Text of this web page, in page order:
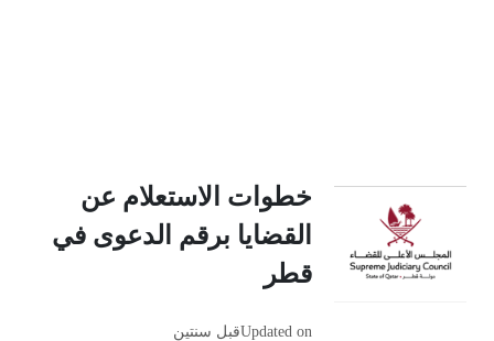
خطوات الاستعلام عن
القضايا برقم الدعوى في
قطر
Updated onقبل سنتين